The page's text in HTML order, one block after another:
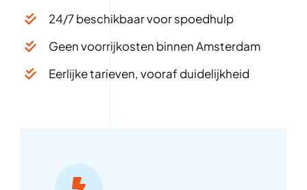
24/7 beschikbaar voor spoedhulp
Geen voorrijkosten binnen Amsterdam
Eerlijke tarieven, vooraf duidelijkheid